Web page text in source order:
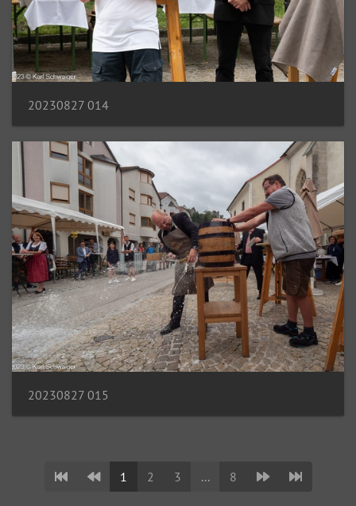
20230827 014
20230827 015
1 2 3 ... 8